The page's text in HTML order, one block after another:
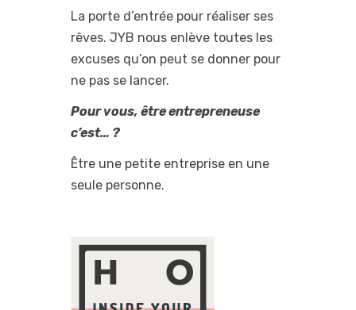
La porte d’entrée pour réaliser ses
rêves. JYB nous enlève toutes les
excuses qu’on peut se donner pour
ne pas se lancer.
Pour vous, être entrepreneuse
c’est… ?
Être une petite entreprise en une
seule personne.